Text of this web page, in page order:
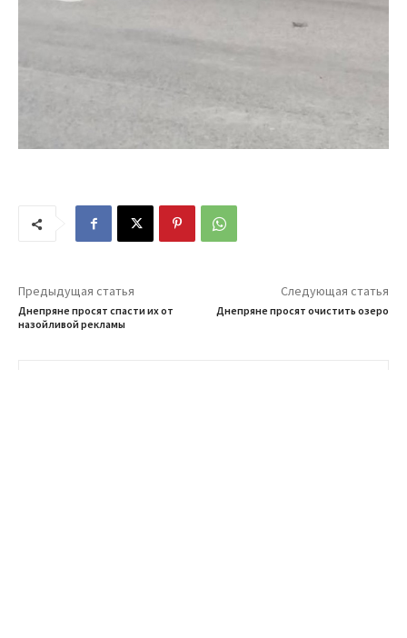
Предыдущая статья
Днепряне просят спасти их от
назойливой рекламы
Следующая статья
Днепряне просят очистить озеро